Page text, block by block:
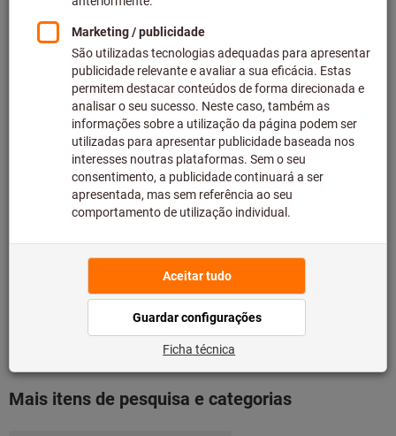
Adicionar ao carrinho de compras
Prazo de entrega aprox.: 2-3 semanas
Tenha em atenção o prazo de entrega e recomendação:
Efetuamos o pedido deste artigo diretamente ao
fabricante, uma vez que não faz parte da nossa gama
principal e, como tal, não temos em stock.
Adicionar à lista de desejos Partilhar artigo
Detalhes dos produtos
Mais itens de pesquisa e categorias